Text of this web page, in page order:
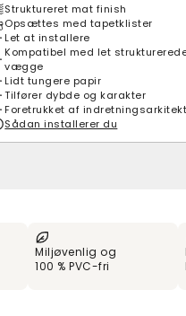
Struktureret mat finish
Opsættes med tapetklister
Let at installere
Kompatibel med let
vægge
Lidt tungere papir
Tilfører dybde og karakter
Foretrukket af
Sådan installerer du
Miljøvenlig og
100 % PVC-fri